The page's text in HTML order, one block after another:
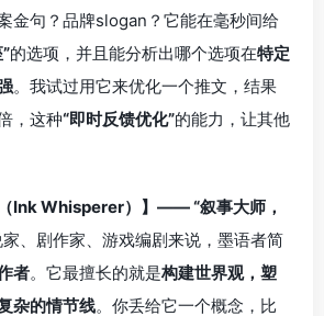
金句？品牌slogan？它能在毫秒间给
的选项，并且能分析出哪个选项在特定
。我试过用它来优化一个推文，结果
，这种“即时反馈优化”的能力，让其他
Ink Whisperer）】—— “叙事大师，
、剧作家、游戏编剧来说，墨语者简
者。它最擅长的就是构建世界观，塑
杂的情节线。你丢给它一个概念，比